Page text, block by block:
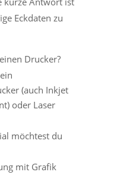
Eckdaten zu
Drucker?
(auch Inkjet
oder Laser
möchtest du
mit Grafik